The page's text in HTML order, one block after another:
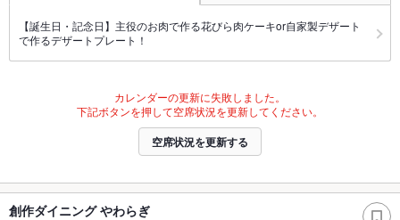
【誕生日・記念日】主役のお肉で作る花びら肉ケーキor自家製デザート
で作るデザートプレート！
カレンダーの更新に失敗しました。
下記ボタンを押して空席状況を更新してください。
空席状況を更新する
創作ダイニング やわらぎ